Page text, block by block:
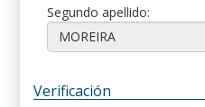
Segundo apellido:
Verificación